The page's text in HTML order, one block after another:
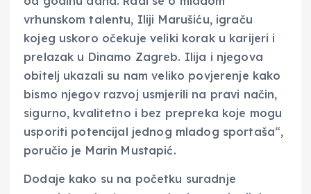
vrhunskom talentu, Iliji Marušiću, igraču
kojeg uskoro očekuje veliki korak u karijeri i
prelazak u Dinamo Zagreb. Ilija i njegova
obitelj ukazali su nam veliko povjerenje kako
bismo njegov razvoj usmjerili na pravi način,
sigurno, kvalitetno i bez prepreka koje mogu
usporiti potencijal jednog mladog sportaša“,
poručio je Marin Mustapić.
Dodaje kako su na početku suradnje